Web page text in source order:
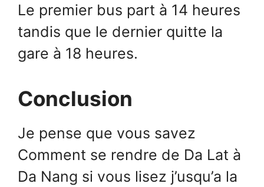
Le premier bus part à 14 heures
tandis que le dernier quitte la
gare à 18 heures.
Conclusion
Je pense que vous savez
Comment se rendre de Da Lat à
Da Nang si vous lisez j’usqu’a la